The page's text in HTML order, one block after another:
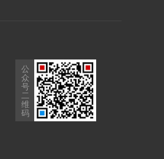
公
众
号
二
维
码